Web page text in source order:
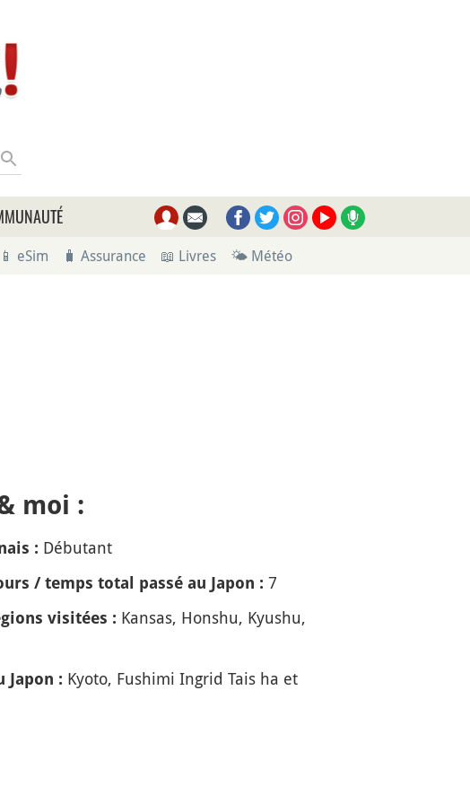
📱 eSim 🧳 Assurance 📖 Livres 🌤 Météo
moi :
: Débutant
/ temps total passé au Japon : 7
visitées : Kansas, Honshu, Kyushu,
Japon : Kyoto, Fushimi Ingrid Tais ha et